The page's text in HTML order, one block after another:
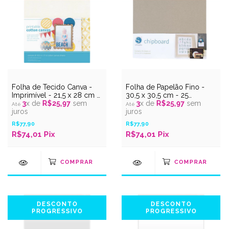
Folha de Tecido Canva -
Imprimível - 21,5 x 28 cm -
8 unidades
3x de R$25,97 sem
juros
R$77,90
R$74,01 Pix
Folha de Papelão Fino -
30,5 x 30,5 cm - 25
unidades
3x de R$25,97 sem
juros
R$77,90
R$74,01 Pix
DESCONTO
PROGRESSIVO
DESCONTO
PROGRESSIVO